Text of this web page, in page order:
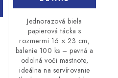
Jednorazová biela
papierová tácka s
rozmermi 16 × 23 cm,
balenie 100 ks – pevná a
odolná voči mastnote,
ideálna na servírovanie